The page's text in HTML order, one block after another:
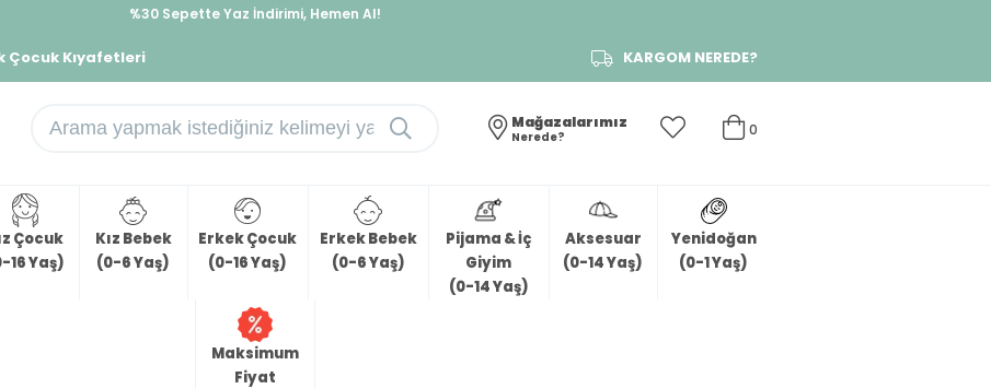
%30 Sepette Yaz İndirimi, Hemen Al!
Çocuk Kıyafetleri KARGOM NEREDE?
0
Mağazalarımız
Nerede?
Çocuk
16 Yaş)
Kız Bebek
(0-6 Yaş)
Erkek Çocuk
(0-16 Yaş)
Erkek Bebek
(0-6 Yaş)
Pijama & İç
Giyim
(0-14 Yaş)
Aksesuar
(0-14 Yaş)
Yenidoğan
(0-1 Yaş)
Maksimum
Fiyat